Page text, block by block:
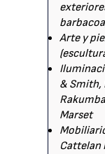
Arte y
& Smith,
Marset
Cattelan